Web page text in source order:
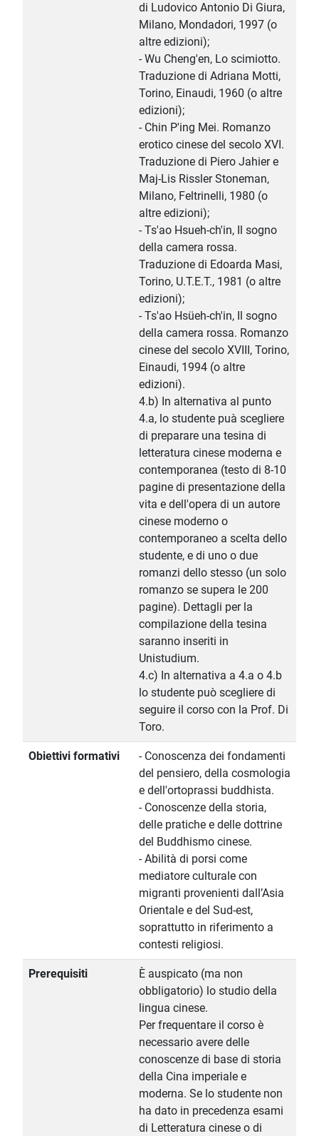
di Ludovico Antonio Di Giura,
Milano, Mondadori, 1997 (o
altre edizioni);
- Wu Cheng'en, Lo scimiotto.
Traduzione di Adriana Motti,
Torino, Einaudi, 1960 (o altre
edizioni);
- Chin P'ing Mei. Romanzo
erotico cinese del secolo XVI.
Traduzione di Piero Jahier e
Maj-Lis Rissler Stoneman,
Milano, Feltrinelli, 1980 (o
altre edizioni);
- Ts'ao Hsueh-ch'in, Il sogno
della camera rossa.
Traduzione di Edoarda Masi,
Torino, U.T.E.T., 1981 (o altre
edizioni);
- Ts'ao Hsüeh-ch'in, Il sogno
della camera rossa. Romanzo
cinese del secolo XVIII, Torino,
Einaudi, 1994 (o altre
edizioni).
4.b) In alternativa al punto
4.a, lo studente puà scegliere
di preparare una tesina di
letteratura cinese moderna e
contemporanea (testo di 8-10
pagine di presentazione della
vita e dell'opera di un autore
cinese moderno o
contemporaneo a scelta dello
studente, e di uno o due
romanzi dello stesso (un solo
romanzo se supera le 200
pagine). Dettagli per la
compilazione della tesina
saranno inseriti in
Unistudium.
4.c) In alternativa a 4.a o 4.b
lo studente può scegliere di
seguire il corso con la Prof. Di
Toro.
Obiettivi formativi
- Conoscenza dei fondamenti
del pensiero, della cosmologia
e dell'ortoprassi buddhista.
- Conoscenze della storia,
delle pratiche e delle dottrine
del Buddhismo cinese.
- Abilità di porsi come
mediatore culturale con
migranti provenienti dall’Asia
Orientale e del Sud-est,
soprattutto in riferimento a
contesti religiosi.
Prerequisiti
È auspicato (ma non
obbligatorio) lo studio della
lingua cinese.
Per frequentare il corso è
necessario avere delle
conoscenze di base di storia
della Cina imperiale e
moderna. Se lo studente non
ha dato in precedenza esami
di Letteratura cinese o di